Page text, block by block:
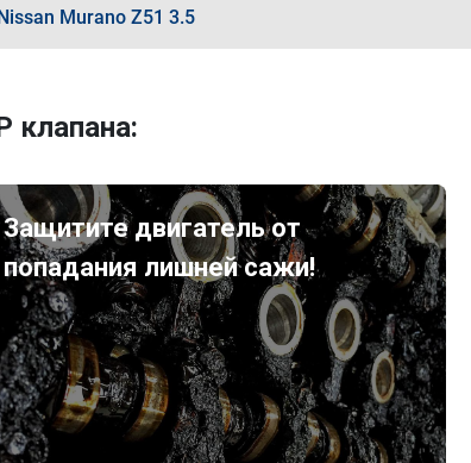
Murano Z51 3.5
клапана:
Защитите двигатель от
попадания лишней сажи!